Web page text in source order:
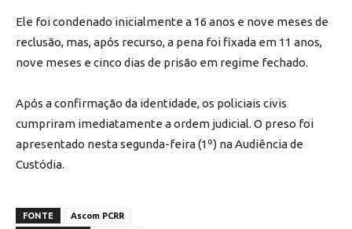
Ele foi condenado inicialmente a 16 anos e nove meses de
reclusão, mas, após recurso, a pena foi fixada em 11 anos,
nove meses e cinco dias de prisão em regime fechado.
Após a confirmação da identidade, os policiais civis
cumpriram imediatamente a ordem judicial. O preso foi
apresentado nesta segunda-feira (1º) na Audiência de
Custódia.
FONTE Ascom PCRR